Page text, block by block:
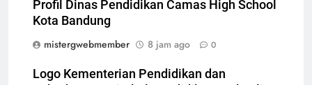
Profil Dinas Pendidikan Camas High School
Kota Bandung
mistergwebmember
8 jam ago 0
Logo Kementerian Pendidikan dan